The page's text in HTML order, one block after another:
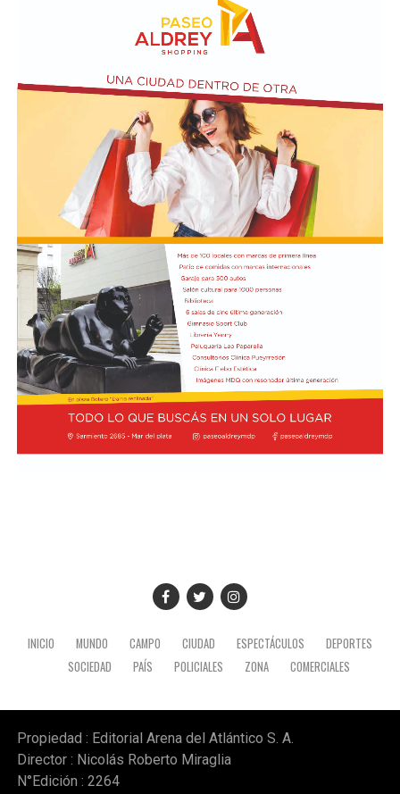
INICIO MUNDO CAMPO CIUDAD ESPECTÁCULOS
DEPORTES
SOCIEDAD
PAÍS POLICIALES ZONA COMERCIALES
Propiedad : Editorial Arena del Atlántico S. A.
Director : Nicolás Roberto Miraglia
N°Edición : 2264